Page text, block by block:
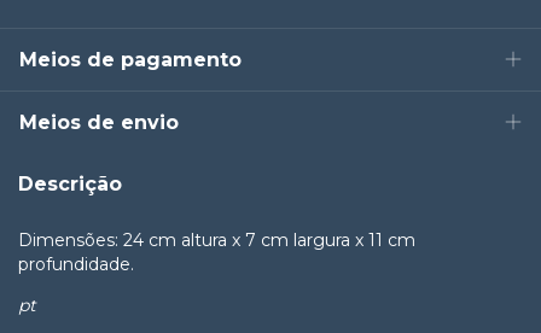
Meios de pagamento
Meios de envio
Descrição
Dimensões: 24 cm altura x 7 cm largura x 11 cm
profundidade.
pt